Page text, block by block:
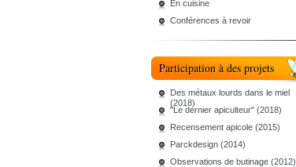
En cuisine
Conférences à revoir
Participation à des projets
Des métaux lourds dans le miel
(2018)
"Le dernier apiculteur" (2018)
Recensement apicole (2015)
Parckdesign (2014)
Observations de butinage (2012)